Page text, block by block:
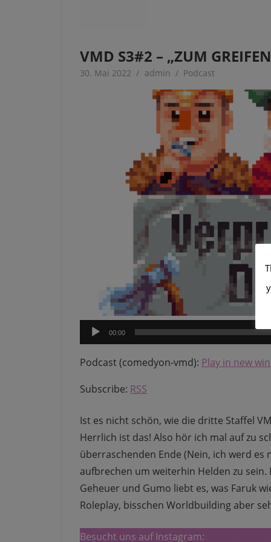
VMD S3#2 – „ZUM
30. Mai 2022 admin Podcast
Audio-
Player
00:00
Podcast (comedyon-vmd): Play in new
Subscribe: RSS
Ist es nicht schön, wie die dritte Staffel
Herrlich ist das! Also hör ich mal auf zu
überraschenden Ende (Nein, ich werd
aufbrechen um weiterhin Helden zu
Geheuer und Gumo liebt es, was Faruk
Roleplay, bisschen Worldbuilding aber
Besucht uns auf Instagram: